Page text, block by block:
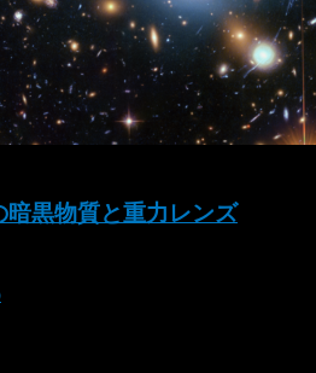
暗黒物質と重力レンズ